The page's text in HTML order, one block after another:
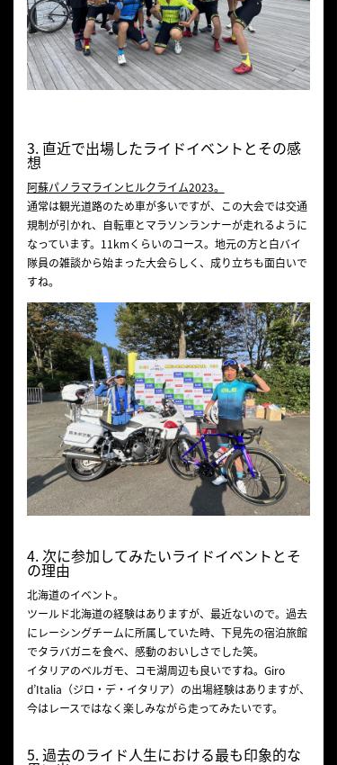
3. 直近で出場したライドイベントとその感
想
阿蘇パノラマラインヒルクライム2023。
通常は観光道路のため車が多いですが、この大会では交通
規制が引かれ、自転車とマラソンランナーが走れるように
なっています。11kmくらいのコース。地元の方と白バイ
隊員の雑談から始まった大会らしく、成り立ちも面白いで
すね。
4. 次に参加してみたいライドイベントとそ
の理由
北海道のイベント。
ツールド北海道の経験はありますが、最近ないので。過去
にレーシングチームに所属していた時、下見先の宿泊旅館
でタラバガニを食べ、感動のおいしさでした笑。
イタリアのベルガモ、コモ湖周辺も良いですね。Giro
d’Italia（ジロ・デ・イタリア）の出場経験はありますが、
今はレースではなく楽しみながら走ってみたいです。
5. 過去のライド人生における最も印象的な